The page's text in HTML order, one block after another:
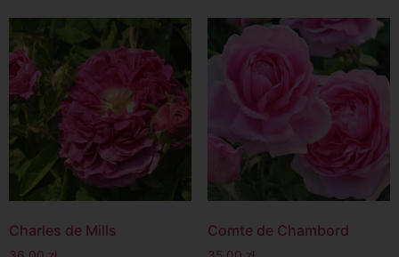
Charles de Mills Comte de Chambord